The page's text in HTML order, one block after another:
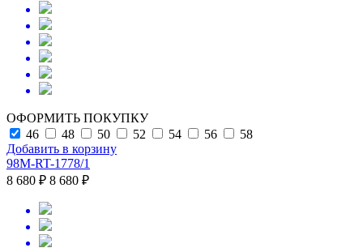
ОФОРМИТЬ ПОКУПКУ
46
48 50 52 54 56
58
Добавить в корзину
98M-RT-1778/1
8 680 ₽ 8 680 ₽